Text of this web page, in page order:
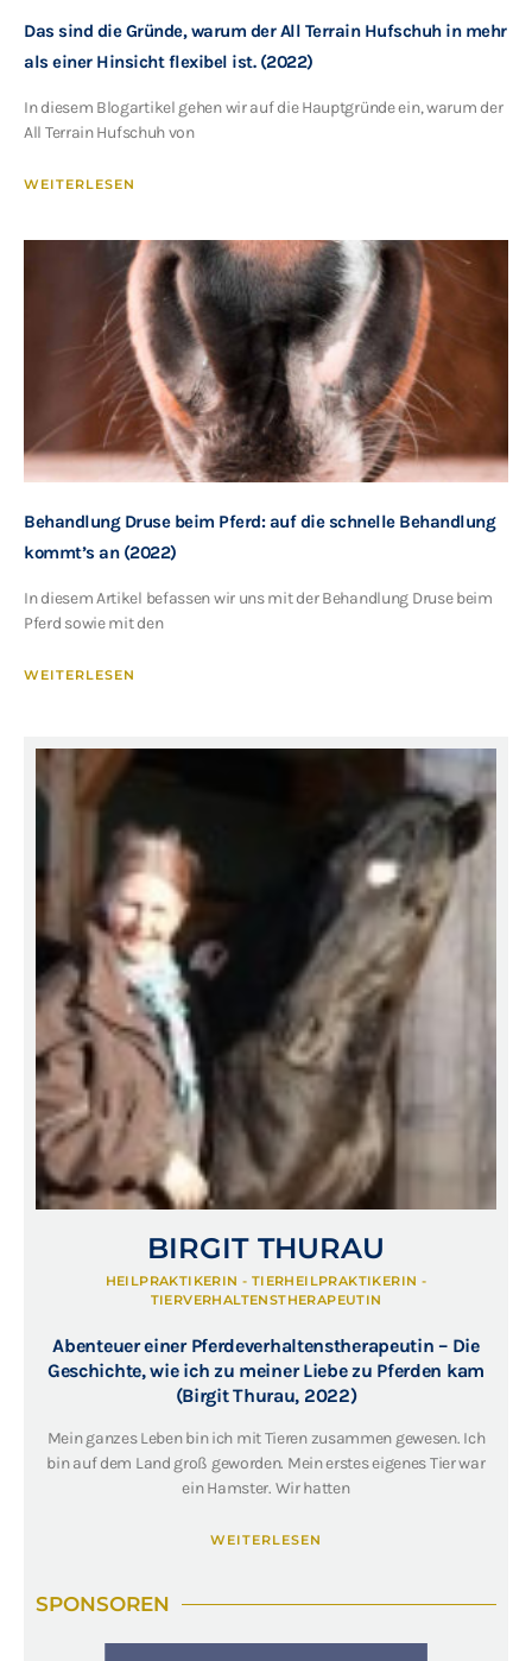
Das sind die Gründe, warum der All Terrain Hufschuh in mehr
als einer Hinsicht flexibel ist. (2022)
In diesem Blogartikel gehen wir auf die Hauptgründe ein, warum der
All Terrain Hufschuh von
WEITERLESEN
Behandlung Druse beim Pferd: auf die schnelle Behandlung
kommt’s an (2022)
In diesem Artikel befassen wir uns mit der Behandlung Druse beim
Pferd sowie mit den
WEITERLESEN
BIRGIT THURAU
HEILPRAKTIKERIN - TIERHEILPRAKTIKERIN -
TIERVERHALTENSTHERAPEUTIN
Abenteuer einer Pferdeverhaltenstherapeutin – Die
Geschichte, wie ich zu meiner Liebe zu Pferden kam
(Birgit Thurau, 2022)
Mein ganzes Leben bin ich mit Tieren zusammen gewesen. Ich
bin auf dem Land groß geworden. Mein erstes eigenes Tier war
ein Hamster. Wir hatten
WEITERLESEN
SPONSOREN